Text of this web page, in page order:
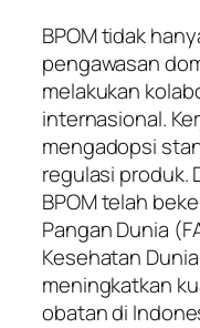
BPOM tidak
pengawasan
melakukan
internasional.
mengadopsi
regulasi produk.
BPOM telah
Pangan Dunia
Kesehatan
meningkatkan
obatan di